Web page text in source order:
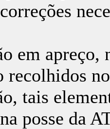
em apreço,
recolhidos
tais
posse da